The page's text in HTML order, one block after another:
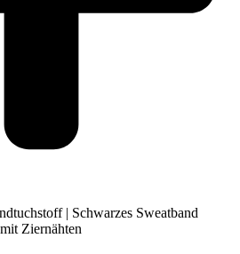
| Schwarzes Sweatband
Ziernähten